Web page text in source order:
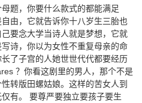
题，你要什么款式的都能满足
由，它就告诉你十八岁生三胎也
要念大学当诗人就是梦想，它就
诗，你以为女性不重复母亲的命
了子宫的人她世世代代都要经历
？你看这剧里的男人，那个不是
转版田螺姑娘。这样的苦女人到
有。 要尊严要独立要孩子要生